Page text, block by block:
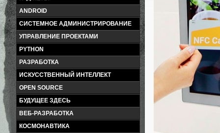
ANDROID
СИСТЕМНОЕ АДМИНИСТРИРОВАНИЕ
УПРАВЛЕНИЕ ПРОЕКТАМИ
PYTHON
РАЗРАБОТКА
ИСКУССТВЕННЫЙ ИНТЕЛЛЕКТ
OPEN SOURCE
БУДУЩЕЕ ЗДЕСЬ
ВЕБ-РАЗРАБОТКА
КОСМОНАВТИКА